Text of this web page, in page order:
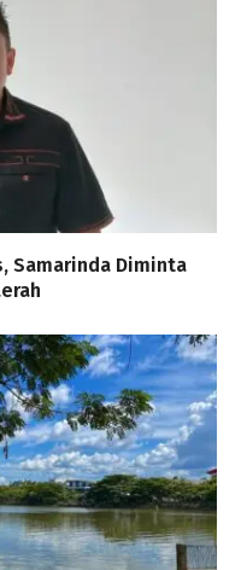
Samarinda Diminta